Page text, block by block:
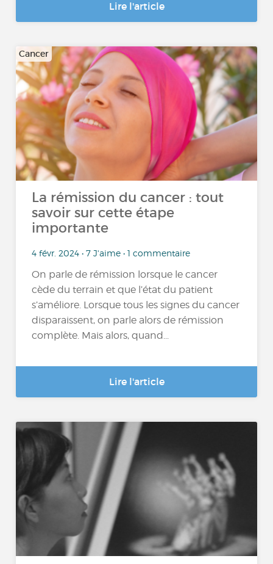
Lire l'article
Cancer
La rémission du cancer : tout
savoir sur cette étape
importante
4 févr. 2024 • 7 J'aime • 1 commentaire
On parle de rémission lorsque le cancer
cède du terrain et que l’état du patient
s’améliore. Lorsque tous les signes du cancer
disparaissent, on parle alors de rémission
complète. Mais alors, quand...
Lire l'article